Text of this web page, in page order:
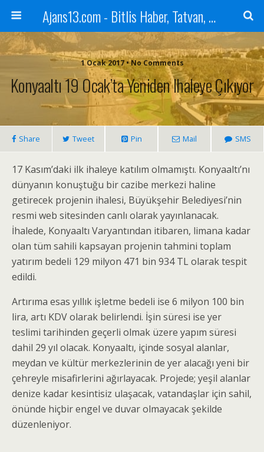
Ajans13.com - Bitlis Haber, Tatvan, Ahlat, Adilcevaz, Mutki, Hizan, Güroymak, Gazete, Ajans, 13, Haber
1 Ocak 2017 • No Comments
Konyaaltı 19 Ocak’ta Yeniden Ihaleye Çıkıyor
Share Tweet Pin Mail SMS
17 Kasım’daki ilk ihaleye katılım olmamıştı. Konyaaltı’nı
dünyanın konuştuğu bir cazibe merkezi haline
getirecek projenin ihalesi, Büyükşehir Belediyesi’nin
resmi web sitesinden canlı olarak yayınlanacak.
İhalede, Konyaaltı Varyantından itibaren, limana kadar
olan tüm sahili kapsayan projenin tahmini toplam
yatırım bedeli 129 milyon 471 bin 934 TL olarak tespit
edildi.
Artırıma esas yıllık işletme bedeli ise 6 milyon 100 bin
lira, artı KDV olarak belirlendi. İşin süresi ise yer
teslimi tarihinden geçerli olmak üzere yapım süresi
dahil 29 yıl olacak. Konyaaltı, içinde sosyal alanlar,
meydan ve kültür merkezlerinin de yer alacağı yeni bir
çehreyle misafirlerini ağırlayacak. Projede; yeşil alanlar
denize kadar kesintisiz ulaşacak, vatandaşlar için sahil,
önünde hiçbir engel ve duvar olmayacak şekilde
düzenleniyor.